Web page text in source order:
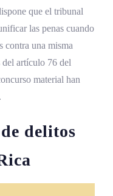
que el tribunal
las penas cuando
contra una misma
del artículo 76 del
material han
delitos